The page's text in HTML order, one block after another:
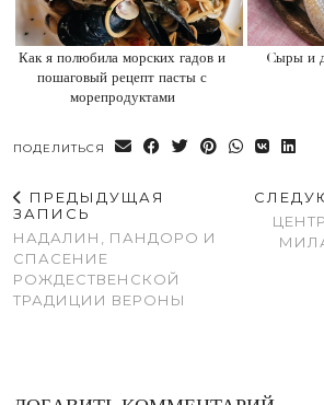
Как я полюбила морских гадов и
пошаговый рецепт пасты с
морепродуктами
Cыры и
ПОДЕЛИТЬСЯ
ПРЕДЫДУЩАЯ
ЗАПИСЬ
НАДАЛИН, ПАНДОРО И
СПАСЕНИЕ
РОЖДЕСТВЕНСКОЙ
ТРАДИЦИИ ВЕРОНЫ